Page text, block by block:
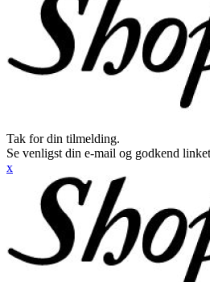
Tak for din tilmelding.
Se venligst din e-mail og godkend
x